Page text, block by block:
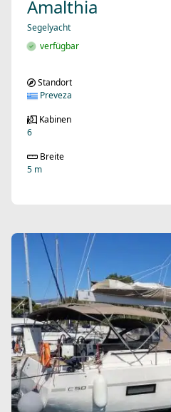
Amalthia
Segelyacht
verfügbar
Standort
Preveza
Kabinen
6
Breite
5 m